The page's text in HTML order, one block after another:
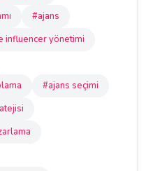
#ajans
influencer yönetimi
#ajans seçimi